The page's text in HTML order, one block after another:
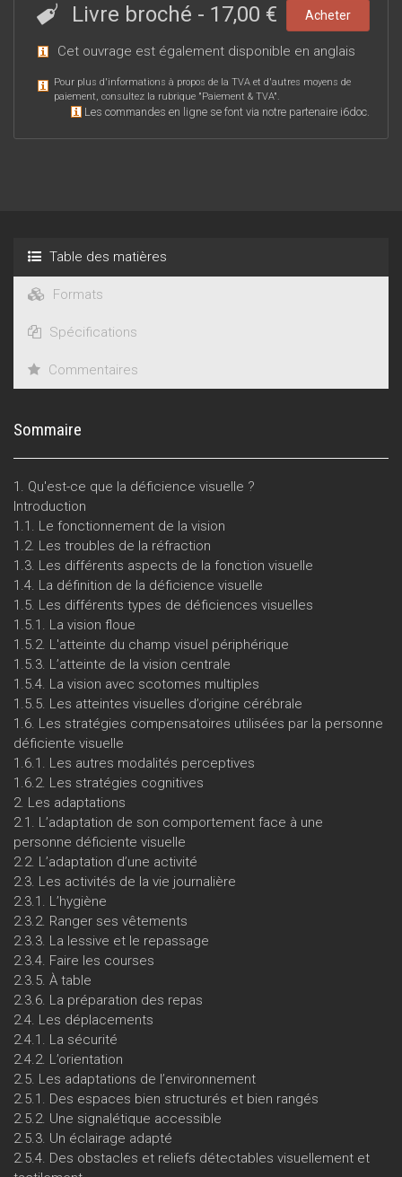
Livre broché - 17,00 € Acheter
Cet ouvrage est également disponible en anglais
Pour plus d'informations à propos de la TVA et d'autres moyens de
paiement, consultez la rubrique "Paiement & TVA".
Les commandes en ligne se font via notre partenaire i6doc.
Table des matières
Formats
Spécifications
Commentaires
Sommaire
1. Qu'est-ce que la déficience visuelle ?
Introduction
1.1. Le fonctionnement de la vision
1.2. Les troubles de la réfraction
1.3. Les différents aspects de la fonction visuelle
1.4. La définition de la déficience visuelle
1.5. Les différents types de déficiences visuelles
1.5.1. La vision floue
1.5.2. L'atteinte du champ visuel périphérique
1.5.3. L’atteinte de la vision centrale
1.5.4. La vision avec scotomes multiples
1.5.5. Les atteintes visuelles d’origine cérébrale
1.6. Les stratégies compensatoires utilisées par la personne
déficiente visuelle
1.6.1. Les autres modalités perceptives
1.6.2. Les stratégies cognitives
2. Les adaptations
2.1. L’adaptation de son comportement face à une
personne déficiente visuelle
2.2. L’adaptation d’une activité
2.3. Les activités de la vie journalière
2.3.1. L’hygiène
2.3.2. Ranger ses vêtements
2.3.3. La lessive et le repassage
2.3.4. Faire les courses
2.3.5. À table
2.3.6. La préparation des repas
2.4. Les déplacements
2.4.1. La sécurité
2.4.2. L’orientation
2.5. Les adaptations de l’environnement
2.5.1. Des espaces bien structurés et bien rangés
2.5.2. Une signalétique accessible
2.5.3. Un éclairage adapté
2.5.4. Des obstacles et reliefs détectables visuellement et